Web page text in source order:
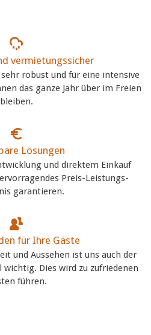
vermietungssicher
robust und für eine intensive
das ganze Jahr über im Freien
bleiben.
Lösungen
und direktem Einkauf
Preis-Leistungs-
garantieren.
für Ihre Gäste
und Aussehen ist uns auch der
Dies wird zu zufriedenen
führen.